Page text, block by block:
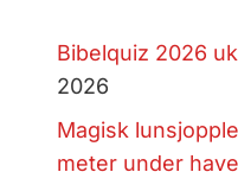
Bibelquiz 2026
2026
Magisk
meter under